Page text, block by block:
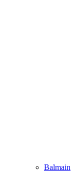
Balmain